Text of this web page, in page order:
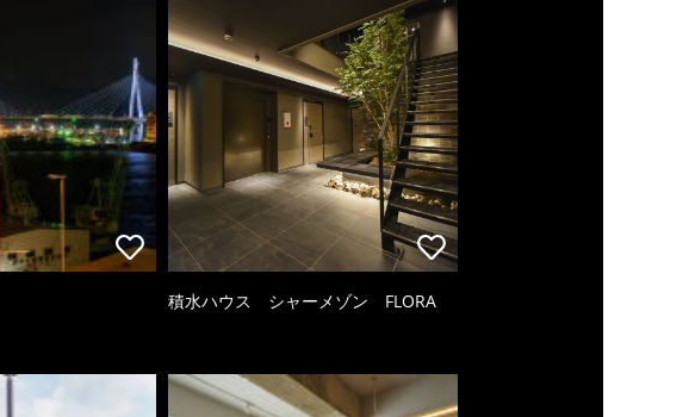
積水ハウス シャーメゾン FLORA